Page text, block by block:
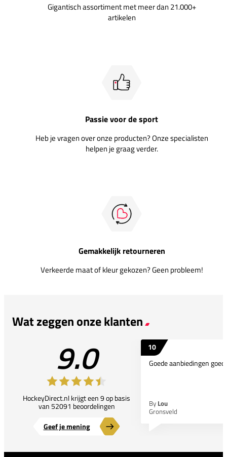
Gigantisch assortiment met meer dan 21.000+
artikelen
Passie voor de sport
Heb je vragen over onze producten? Onze specialisten
helpen je graag verder.
Gemakkelijk retourneren
Verkeerde maat of kleur gekozen? Geen probleem!
Wat zeggen onze klanten
9.0
HockeyDirect.nl krijgt een 9 op basis
van 52091 beoordelingen
Geef je mening
10
Goede aanbiedingen
By Lou
Gronsveld